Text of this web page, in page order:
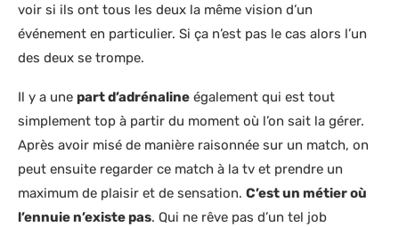
voir si ils ont tous les deux la même vision d’un
événement en particulier. Si ça n’est pas le cas alors l’un
des deux se trompe.
Il y a une part d’adrénaline également qui est tout
simplement top à partir du moment où l’on sait la gérer.
Après avoir misé de manière raisonnée sur un match, on
peut ensuite regarder ce match à la tv et prendre un
maximum de plaisir et de sensation. C’est un métier où
l’ennuie n’existe pas. Qui ne rêve pas d’un tel job